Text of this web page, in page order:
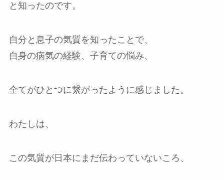
と知ったのです。
自分と息子の気質を知ったことで、
自身の病気の経験、子育ての悩み、
全てがひとつに繋がったように感じました。
わたしは、
この気質が日本にまだ伝わっていないころ、